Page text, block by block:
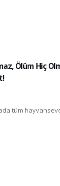
Ölüm Hiç
tüm